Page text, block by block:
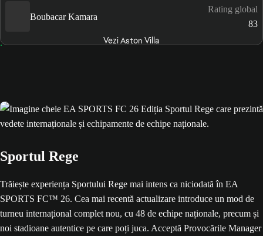
Boubacar Kamara
Rating global
83
Vezi Aston Villa
Sportul Rege
Trăiește experiența Sportului Rege mai intens ca niciodată în EA
SPORTS FC™ 26. Cea mai recentă actualizare introduce un mod de
turneu internațional complet nou, cu 48 de echipe naționale, precum și
noi stadioane autentice pe care poți juca. Acceptă Provocările Manager